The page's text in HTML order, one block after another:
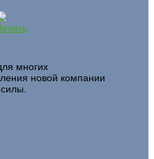
многих
новой компании